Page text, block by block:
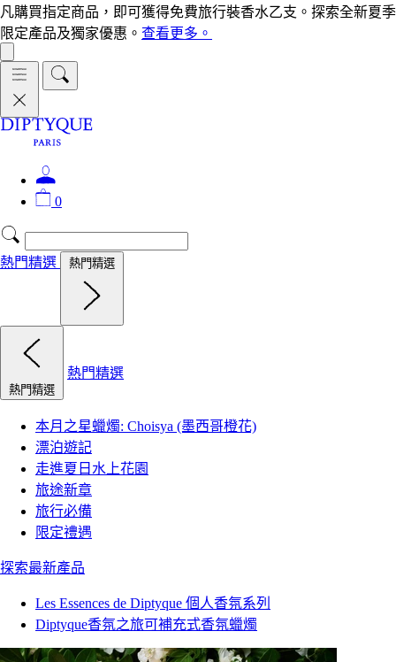
凡購買指定商品，即可獲得免費旅行裝香水乙支。探索全新夏季
限定產品及獨家優惠。 查看更多。
0
熱門精選 熱門精選
熱門精選
熱門精選
本月之星蠟燭: Choisya (墨西哥橙花)
漂泊遊記
走進夏日水上花園
旅途新章
旅行必備
限定禮遇
探索最新產品
Les Essences de Diptyque 個人香氛系列
Diptyque香氛之旅可補充式香氛蠟燭